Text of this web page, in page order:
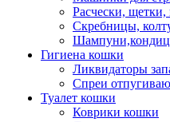
Расчески, щетки,
Скребницы,
Гигиена кошки
Ликвидаторы
Спреи
Туалет кошки
Коврики кошки